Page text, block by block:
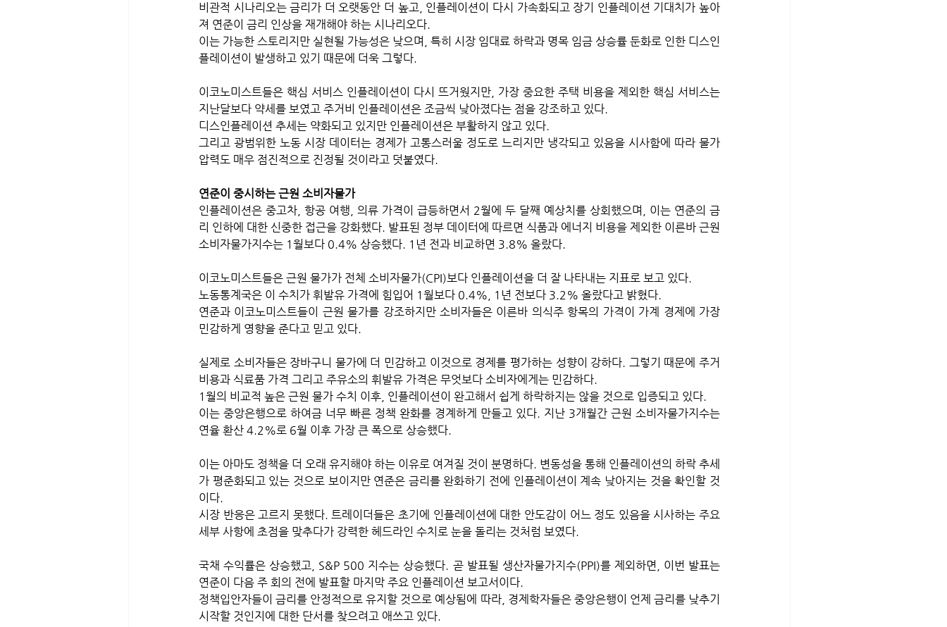
비관적 시나리오는 금리가 더 오랫동안 더 높고, 인플레이션이 다시 가속화되고 장기 인플레이션 기대치가 높아
져 연준이 금리 인상을 재개해야 하는 시나리오다.
이는 가능한 스토리지만 실현될 가능성은 낮으며, 특히 시장 임대료 하락과 명목 임금 상승률 둔화로 인한 디스인
플레이션이 발생하고 있기 때문에 더욱 그렇다.
이코노미스트들은 핵심 서비스 인플레이션이 다시 뜨거웠지만, 가장 중요한 주택 비용을 제외한 핵심 서비스는
지난달보다 약세를 보였고 주거비 인플레이션은 조금씩 낮아졌다는 점을 강조하고 있다.
디스인플레이션 추세는 약화되고 있지만 인플레이션은 부활하지 않고 있다.
그리고 광범위한 노동 시장 데이터는 경제가 고통스러울 정도로 느리지만 냉각되고 있음을 시사함에 따라 물가
압력도 매우 점진적으로 진정될 것이라고 덧붙였다.
연준이 중시하는 근원 소비자물가
인플레이션은 중고차, 항공 여행, 의류 가격이 급등하면서 2월에 두 달째 예상치를 상회했으며, 이는 연준의 금
리 인하에 대한 신중한 접근을 강화했다. 발표된 정부 데이터에 따르면 식품과 에너지 비용을 제외한 이른바 근원
소비자물가지수는 1월보다 0.4% 상승했다. 1년 전과 비교하면 3.8% 올랐다.
이코노미스트들은 근원 물가가 전체 소비자물가(CPI)보다 인플레이션을 더 잘 나타내는 지표로 보고 있다.
노동통계국은 이 수치가 휘발유 가격에 힘입어 1월보다 0.4%, 1년 전보다 3.2% 올랐다고 밝혔다.
연준과 이코노미스트들이 근원 물가를 강조하지만 소비자들은 이른바 의식주 항목의 가격이 가계 경제에 가장
민감하게 영향을 준다고 믿고 있다.
실제로 소비자들은 장바구니 물가에 더 민감하고 이것으로 경제를 평가하는 성향이 강하다. 그렇기 때문에 주거
비용과 식료품 가격 그리고 주유소의 휘발유 가격은 무엇보다 소비자에게는 민감하다.
1월의 비교적 높은 근원 물가 수치 이후, 인플레이션이 완고해서 쉽게 하락하지는 않을 것으로 입증되고 있다.
이는 중앙은행으로 하여금 너무 빠른 정책 완화를 경계하게 만들고 있다. 지난 3개월간 근원 소비자물가지수는
연율 환산 4.2%로 6월 이후 가장 큰 폭으로 상승했다.
이는 아마도 정책을 더 오래 유지해야 하는 이유로 여겨질 것이 분명하다. 변동성을 통해 인플레이션의 하락 추세
가 평준화되고 있는 것으로 보이지만 연준은 금리를 완화하기 전에 인플레이션이 계속 낮아지는 것을 확인할 것
이다.
시장 반응은 고르지 못했다. 트레이더들은 초기에 인플레이션에 대한 안도감이 어느 정도 있음을 시사하는 주요
세부 사항에 초점을 맞추다가 강력한 헤드라인 수치로 눈을 돌리는 것처럼 보였다.
국채 수익률은 상승했고, S&P 500 지수는 상승했다. 곧 발표될 생산자물가지수(PPI)를 제외하면, 이번 발표는
연준이 다음 주 회의 전에 발표할 마지막 주요 인플레이션 보고서이다.
정책입안자들이 금리를 안정적으로 유지할 것으로 예상됨에 따라, 경제학자들은 중앙은행이 언제 금리를 낮추기
시작할 것인지에 대한 단서를 찾으려고 애쓰고 있다.